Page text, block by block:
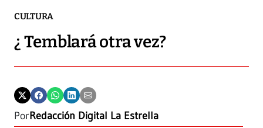
CULTURA
¿ Temblará otra vez?
PorRedacción Digital La Estrella